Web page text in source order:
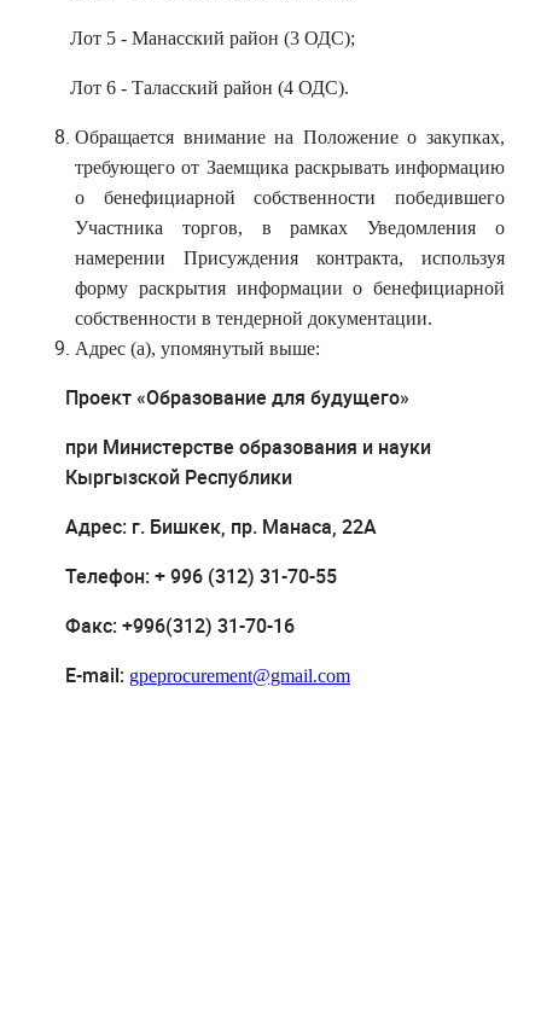
Лот 5 - Манасский район (3 ОДС);
Лот 6 - Таласский район (4 ОДС).
Обращается внимание на Положение о закупках,
требующего от Заемщика раскрывать информацию
о бенефициарной собственности победившего
Участника торгов, в рамках Уведомления о
намерении Присуждения контракта, используя
форму раскрытия информации о бенефициарной
собственности в тендерной документации.
Адрес (а), упомянутый выше:
Проект «Образование для будущего»
при Министерстве образования и науки
Кыргызской Республики
Адрес: г. Бишкек, пр. Манаса, 22А
Телефон: + 996 (312) 31-70-55
Факс: +996(312) 31-70-16
E-mail: gpeprocurement@gmail.com